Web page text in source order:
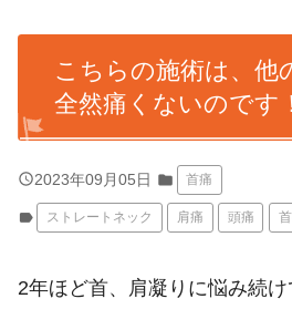
こちらの施術は、他
全然痛くないのです
query_builder2023年09月05日 folder 首痛
label ストレートネック 肩痛 頭痛
2年ほど首、肩凝りに悩み続